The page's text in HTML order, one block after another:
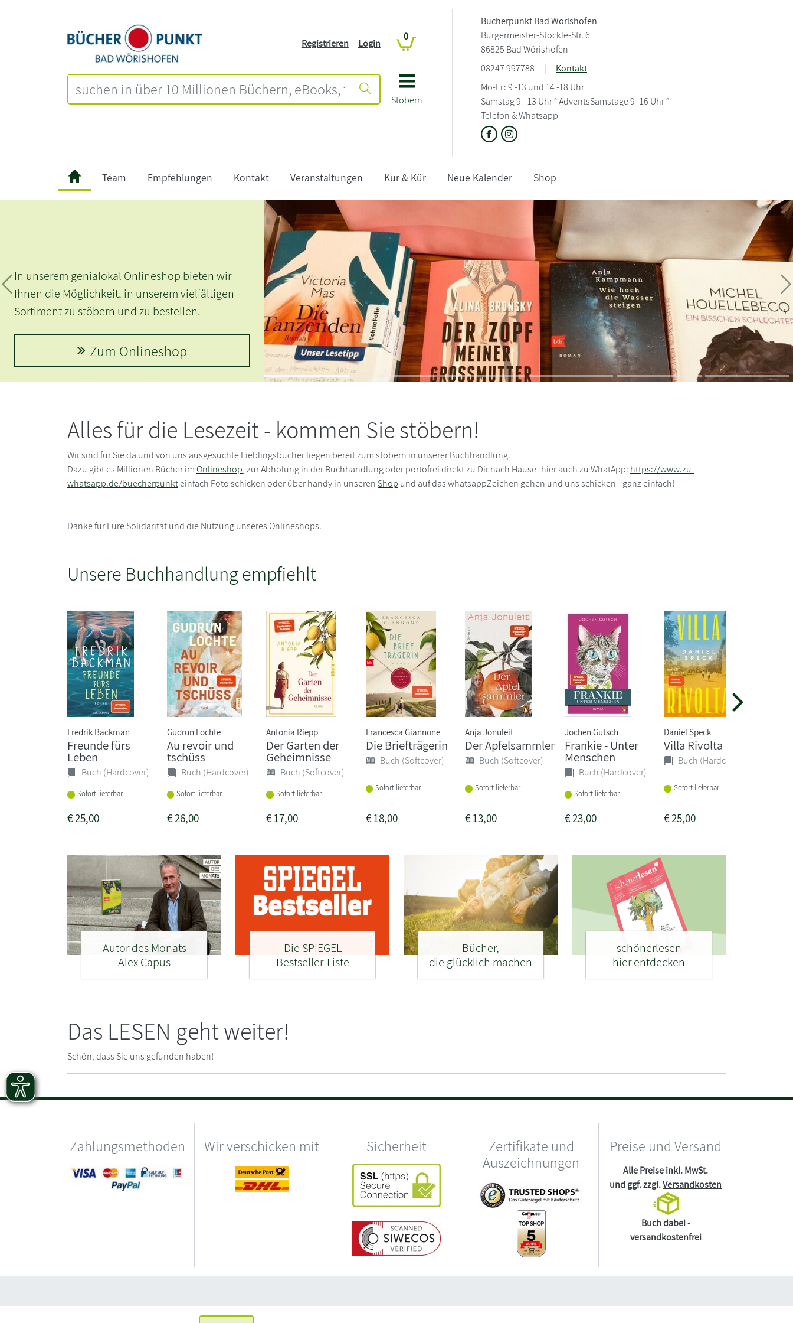
Stöbern
Registrieren Login
0
Bücherpunkt Bad Wörishofen
Bürgermeister-Stöckle-Str. 6
86825 Bad Wörishofen
08247 997788
|
Kontakt
Mo-Fr: 9 -13 und 14 -18 Uhr
Samstag 9 - 13 Uhr ° AdventsSamstage 9 -16 Uhr °
Telefon & Whatsapp
Team Empfehlungen Kontakt Veranstaltungen Kur & Kür Neue Kalender Shop
Zurück
In unserem genialokal Onlineshop bieten wir
Ihnen die Möglichkeit, in unserem vielfältigen
Sortiment zu stöbern und zu bestellen.
Zum Onlineshop
Alles für die Lesezeit - kommen Sie stöbern!
Wir sind für Sie da und von uns ausgesuchte Lieblingsbücher liegen bereit zum stöbern in unserer Buchhandlung.
Dazu gibt es Millionen Bücher imOnlineshop, zur Abholung in der Buchhandlung oder portofrei direkt zu Dir nach Hause -hier auch zu WhatApp: https://www.zu-
whatsapp.de/buecherpunkteinfach Foto schicken oder über handy in unseren Shop und auf das whatsappZeichen gehen und uns schicken - ganz einfach!
Danke für Eure Solidarität und die Nutzung unseres Onlineshops.
Unsere Buchhandlung empfiehlt
Fredrik Backman
Freunde fürs
Leben
Buch (Hardcover)
Sofort lieferbar
€25,00
Gudrun Lochte
Au revoir und
tschüss
Buch (Hardcover)
Sofort lieferbar
€26,00
Antonia Riepp
Der Garten der
Geheimnisse
Buch (Softcover)
Sofort lieferbar
€17,00
Francesca Giannone
Die Briefträgerin
Buch (Softcover)
Sofort lieferbar
€18,00
Anja Jonuleit
Der Apfelsammler
Buch (Softcover)
Sofort lieferbar
€13,00
Jochen Gutsch
Frankie - Unter
Menschen
Buch (Hardcover)
Sofort lieferbar
€23,00
Daniel Speck
Villa Rivolta
Buch (Hardcover)
Sofort lieferbar
€25,00
Autor des Monats
Alex Capus
Die SPIEGEL
Bestseller-Liste
Bücher,
die glücklich machen
schönerlesen
hier entdecken
Das LESEN geht weiter!
Schön, dass Sie uns gefunden haben!
Zahlungsmethoden Wir verschicken mit Sicherheit
Zertifikate und
Auszeichnungen
Preise und Versand
Alle Preise inkl. MwSt.
und ggf. zzgl.Versandkosten
Buch dabei -
versandkostenfrei